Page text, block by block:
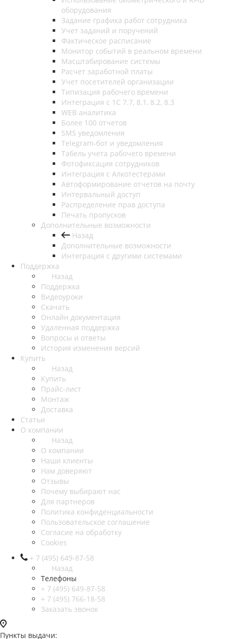
оборудования
Задание графика работ сотрудника
Учет заданий и поручений
Фактическое расписание
Монитор событий в реальном времени
Масштабирование системы
Расчет заработной платы
Учет посетителей организации
Типизация рабочего времени
Интеграция с 1С 7.7, 8.1, 8.2, 8.3
WEB аналитика
Более 100 отчетов
SMS уведомления
Telegram-бот и уведомления
Табель учета рабочего времени
Фотофиксация сотрудников
Интеграция с Алкотестерами
Автоформирование отчетов на почту
Интервальный доступ
Распределение прав доступа
Печать пропусков
Дополнительные возможности
Назад
Дополнительные возможности
Интеграция с другими системами
Поддержка
Назад
Поддержка
Видеоуроки
Скачать
Онлайн документация
Удаленная поддержка
Вопросы и ответы
История изменения версий
Купить
Назад
Купить
Прайс-лист
Монтаж
Доставка
Статьи
О компании
Назад
О компании
Наши клиенты
Нам доверяют
Отзывы
Почему выбирают нас
Для партнеров
Политика конфиденциальности
Пользовательское соглашение
Согласие на обработку
Cookies
+ 7 (495) 649-87-58
Назад
Телефоны
+ 7 (495) 649-87-58
+ 7 (495) 766-18-58
Заказать звонок
Пункты выдачи: